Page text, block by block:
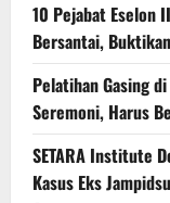
10 Pejabat Eselon
Bersantai,
Pelatihan Gasing
Seremoni, Harus
SETARA Institute
Kasus Eks